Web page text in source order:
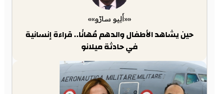
««أَلِيو سارّو»»
حين يشاهد الأطفال والدهم مُهانًا.. قراءة إنسانية
في حادثة ميلانو